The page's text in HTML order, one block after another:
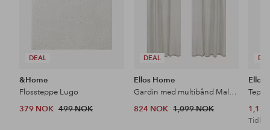
DEAL
&Home
Flossteppe Lugo
379 NOK 499 NOK
DEAL
Ellos Home
Gardin med multibånd Malva 2-pk i 100% lin
824 NOK 1,099 NOK
Ellos
Tidl.